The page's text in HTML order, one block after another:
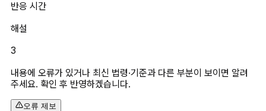
반응 시간
해설
3
내용에 오류가 있거나 최신 법령·기준과 다른 부분이 보이면 알려
주세요. 확인 후 반영하겠습니다.
오류 제보